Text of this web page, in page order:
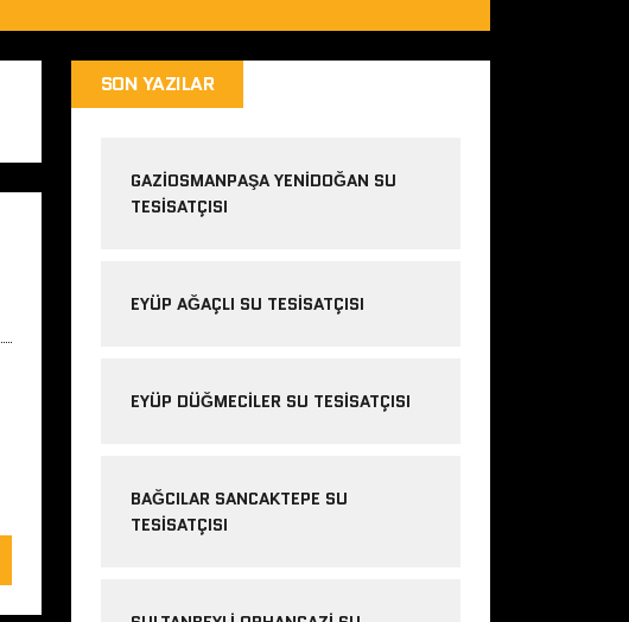
SON YAZILAR
GAZIOSMANPAŞA YENIDOĞAN SU
TESISATÇISI
EYÜP AĞAÇLI SU TESISATÇISI
EYÜP DÜĞMECILER SU TESISATÇISI
BAĞCILAR SANCAKTEPE SU
TESISATÇISI